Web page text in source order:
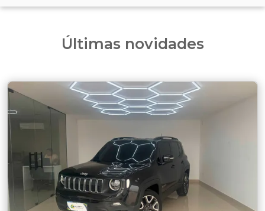
Últimas novidades